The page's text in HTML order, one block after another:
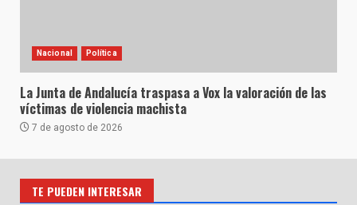
Nacional Política
La Junta de Andalucía traspasa a Vox la valoración de las
víctimas de violencia machista
7 de agosto de 2026
TE PUEDEN INTERESAR